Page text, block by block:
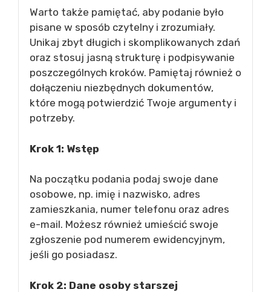
Warto także pamiętać, aby podanie było
pisane w sposób czytelny i zrozumiały.
Unikaj zbyt długich i skomplikowanych zdań
oraz stosuj jasną strukturę i podpisywanie
poszczególnych kroków. Pamiętaj również o
dołączeniu niezbędnych dokumentów,
które mogą potwierdzić Twoje argumenty i
potrzeby.
Krok 1: Wstęp
Na początku podania podaj swoje dane
osobowe, np. imię i nazwisko, adres
zamieszkania, numer telefonu oraz adres
e-mail. Możesz również umieścić swoje
zgłoszenie pod numerem ewidencyjnym,
jeśli go posiadasz.
Krok 2: Dane osoby starszej